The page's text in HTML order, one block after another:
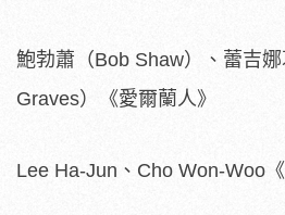
鮑勃蕭（Bob Shaw）、蕾吉
Graves）《愛爾蘭人》
Lee Ha-Jun、Cho Won-Woo《